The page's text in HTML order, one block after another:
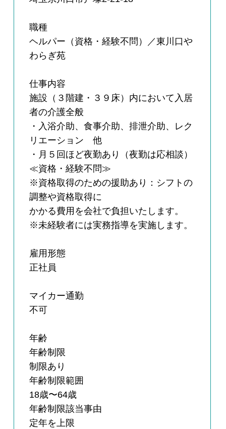
職種
ヘルパー（資格・経験不問）／東川口や
わらぎ苑
仕事内容
施設（３階建・３９床）内において入居
者の介護全般
・入浴介助、食事介助、排泄介助、レク
リエーション 他
・月５回ほど夜勤あり（夜勤は応相談）
≪資格・経験不問≫
※資格取得のための援助あり：シフトの
調整や資格取得に
かかる費用を会社で負担いたします。
※未経験者には実務指導を実施します。
雇用形態
正社員
マイカー通勤
不可
年齢
年齢制限
制限あり
年齢制限範囲
18歳〜64歳
年齢制限該当事由
定年を上限